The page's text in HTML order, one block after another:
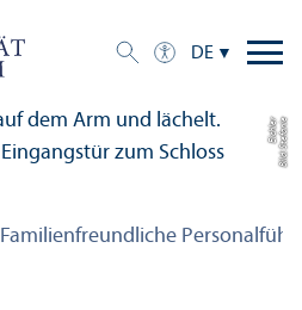
DE
Bil
d:
S
t
ef
a
ni
e
Ei
c
hl
e
r
Familien­freundliche